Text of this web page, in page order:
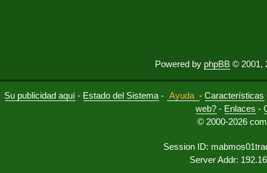
Powered by phpBB © 2001,
Su publicidad aquí - Estado del Sistema - Ayuda -Características
web? - Enlaces -
© 2000-2026
Session ID:
Server Addr: